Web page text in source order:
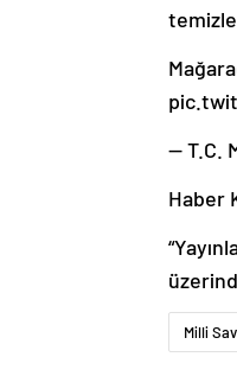
— T.C.
Haber
Milli